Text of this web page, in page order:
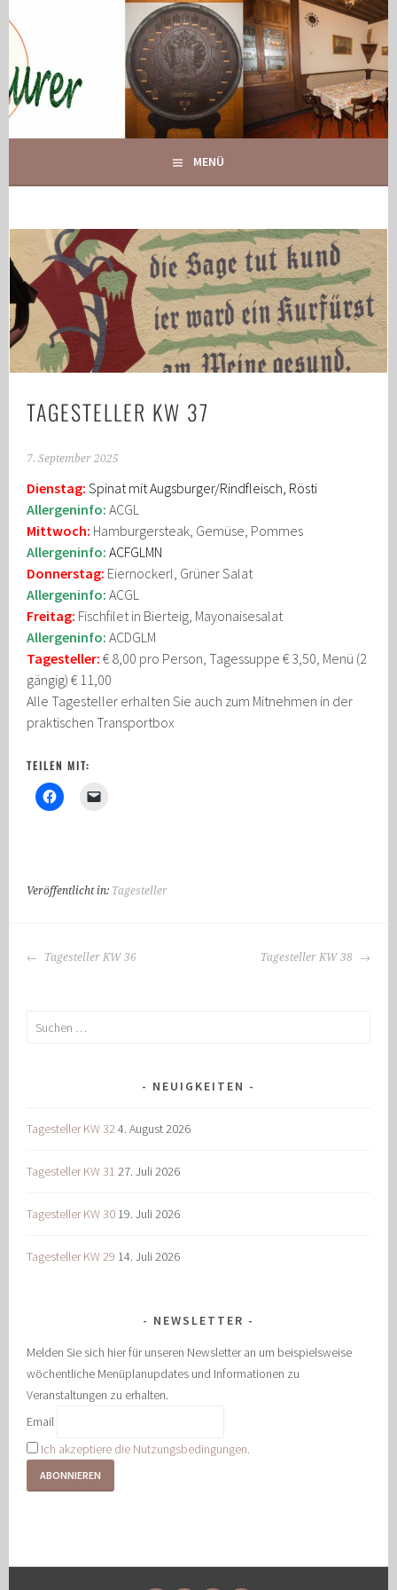
zum
Inhalt
GASTHOF MAURER
IHR GASTHOF IN GLOGGNITZ
MENÜ
TAGESTELLER KW 37
7. September 2025
Dienstag:Spinat mit Augsburger/Rindfleisch, Rösti
Allergeninfo:ACGL
Mittwoch: Hamburgersteak, Gemüse, Pommes
Allergeninfo:ACFGLMN
Donnerstag: Eiernockerl, Grüner Salat
Allergeninfo:ACGL
Freitag: Fischfilet in Bierteig, Mayonaisesalat
Allergeninfo:ACDGLM
Tagesteller: € 8,00 pro Person, Tagessuppe € 3,50, Menü (2
gängig) € 11,00
Alle Tagesteller erhalten Sie auch zum Mitnehmen in der
praktischen Transportbox
TEILEN MIT:
Veröffentlicht in: Tagesteller
BEITRAGS-
Tagesteller KW 36 Tagesteller KW 38
Suchen
NEUIGKEITEN
Tagesteller KW 324. August 2026
Tagesteller KW 31 27. Juli 2026
Tagesteller KW 30 19. Juli 2026
Tagesteller KW 29 14. Juli 2026
NEWSLETTER
Melden Sie sich hier für unseren Newsletter an um beispielsweise
wöchentliche Menüplanupdates und Informationen zu
Veranstaltungen zu erhalten.
Email
Ich akzeptiere die Nutzungsbedingungen.